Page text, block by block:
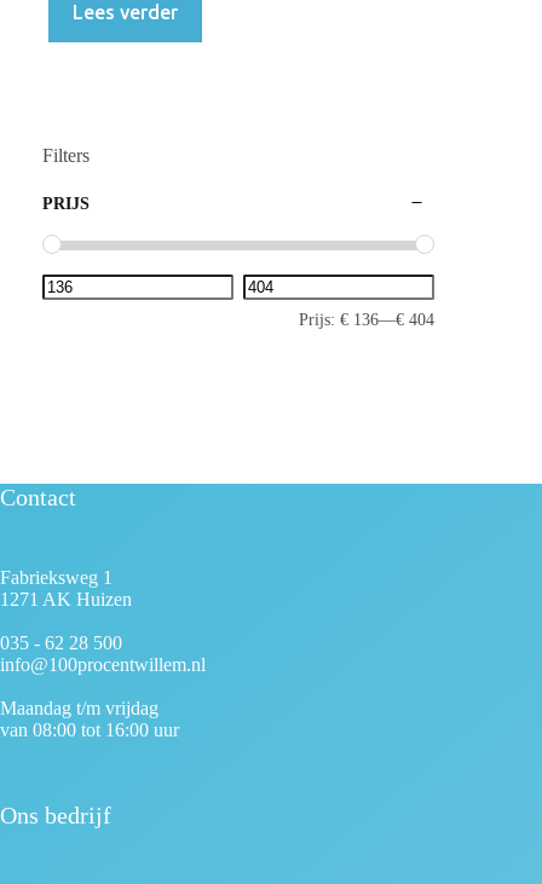
Lees verder
Filters
PRIJS
Prijs: € 136—€ 404
Contact
Fabrieksweg 1
1271 AK Huizen
035 - 62 28 500
info@100procentwillem.nl
Maandag t/m vrijdag
van 08:00 tot 16:00 uur
Ons bedrijf